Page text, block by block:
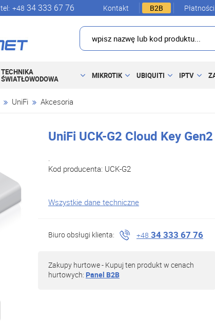
tel: +48 34 333 67 76 Kontakt B2B
TECHNIKA
ŚWIATŁOWODOWA MIKROTIK UBIQUITI IPTV
UniFi Akcesoria
UniFi UCK-G2 Cloud Key Gen2
.
Kod producenta: UCK-G2
Wszystkie dane techniczne
Biuro obsługi klienta: +48 34 333 67 76
Zakupy hurtowe - Kupuj ten produkt w cenach
hurtowych: Panel B2B